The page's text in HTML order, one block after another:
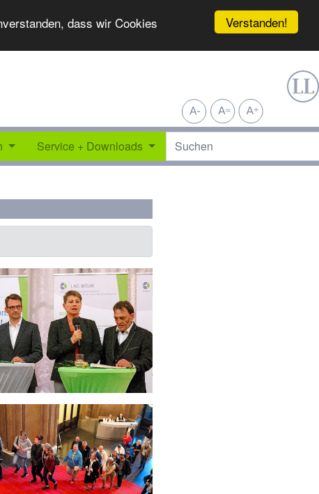
Verstanden!
dass wir Cookies
Service + Downloads